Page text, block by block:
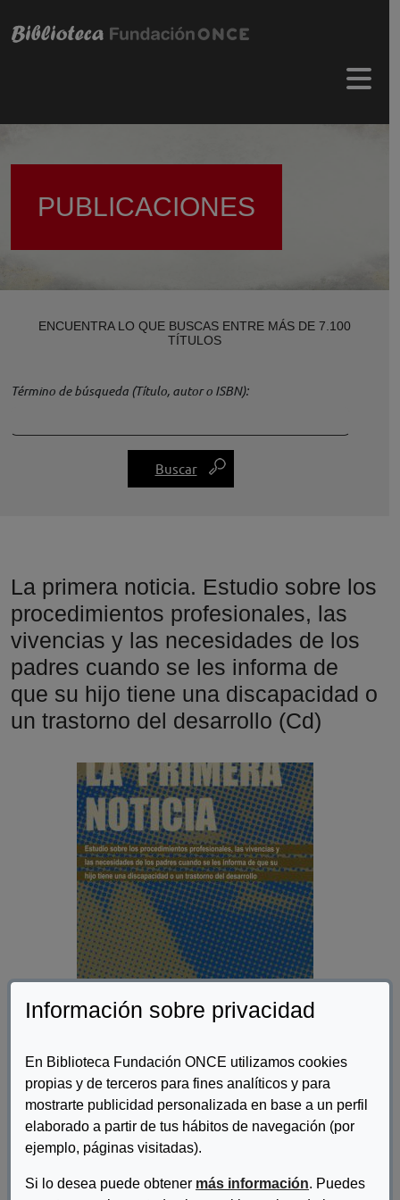
Información sobre privacidad
En Biblioteca Fundación ONCE utilizamos cookies
propias y de terceros para fines analíticos y para
mostrarte publicidad personalizada en base a un perfil
elaborado a partir de tus hábitos de navegación (por
ejemplo, páginas visitadas).
Si lo desea puede obtener más información. Puedes
PUBLICACIONES
ENCUENTRA LO QUE BUSCAS ENTRE MÁS DE 7.100
TÍTULOS
Término de búsqueda (Título, autor o ISBN)
La primera noticia. Estudio sobre los
procedimientos profesionales, las
vivencias y las necesidades de los
padres cuando se les informa de
que su hijo tiene una discapacidad o
un trastorno del desarrollo (Cd)
Autor/es:
Federación Estatal de Asociaciones de Profesionales
de la Atención Temprana - GAT
Descripcion:
Los profesionales del GAT- Federación Estatal de Asociaciones